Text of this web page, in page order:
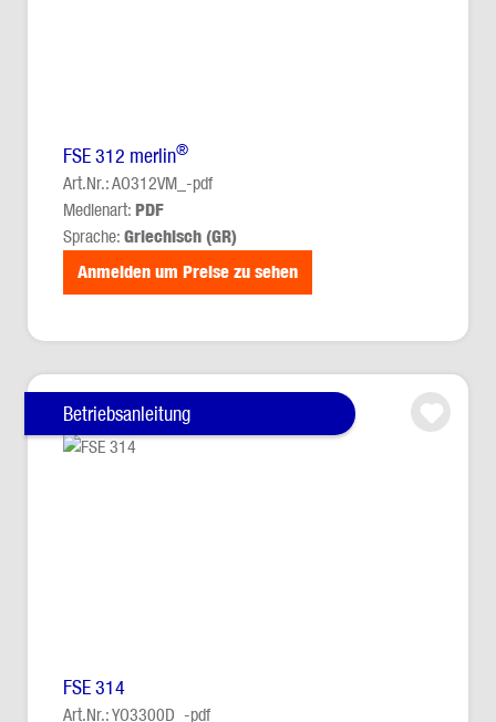
FSE 312 merlin®
Art.Nr.: AO312VM_-pdf
Medienart: PDF
Sprache: Griechisch (GR)
Anmelden um Preise zu sehen
Betriebsanleitung
FSE 314
Art.Nr.: YO3300D_-pdf